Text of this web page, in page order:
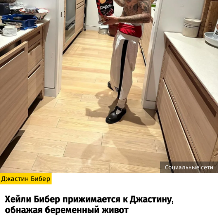
Социальные сети
Джастин Бибер
Хейли Бибер прижимается к Джастину,
обнажая беременный живот